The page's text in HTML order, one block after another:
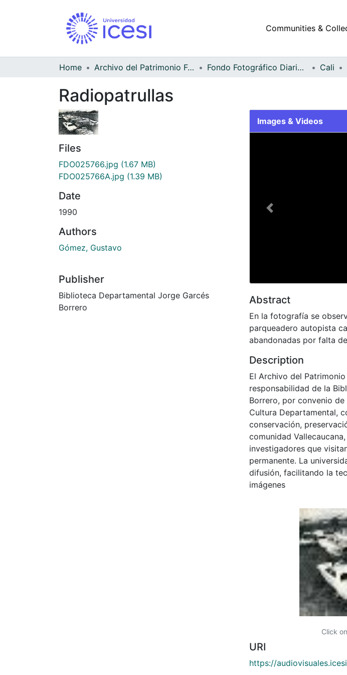
Communities &
Home Archivo del Patrimonio Fotográfico y Fílmico del Valle del Cauca Fondo Fotográfico Diario Occidente Cali
Radiopatrullas
Files
FDO025766.jpg (1.67 MB)
FDO025766A.jpg (1.39 MB)
Date
1990
Authors
Gómez, Gustavo
Publisher
Biblioteca Departamental Jorge Garcés
Borrero
Images & Videos
Previous
Abstract
En la fotografía se
parqueadero autopista
abandonadas por falta
Description
El Archivo del
responsabilidad de la
Borrero, por convenio
Cultura Departamental,
conservación,
comunidad
investigadores que
permanente. La
difusión, facilitando la
imágenes
Click
URI
https://